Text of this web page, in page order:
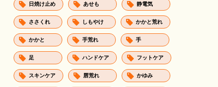
日焼け止め あせも 静電気
ささくれ しもやけ かかと荒れ
かかと 手荒れ 手
足 ハンドケア フットケア
スキンケア 唇荒れ かゆみ